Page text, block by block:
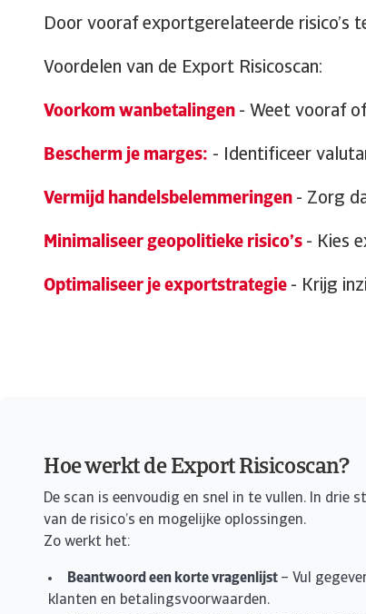
Door vooraf exportgerelateerde risico’s
Voordelen van de Export Risicoscan:
Voorkom wanbetalingen - Weet vooraf
Bescherm je marges: - Identificeer
Vermijd handelsbelemmeringen - Zorg
Minimaliseer geopolitieke risico’s - Kies
Optimaliseer je exportstrategie - Krijg
Hoe werkt de Export Risicoscan?
De scan is eenvoudig en snel in te vullen. In drie
van de risico’s en mogelijke oplossingen.
Zo werkt het:
Beantwoord een korte vragenlijst – Vul
klanten en betalingsvoorwaarden.